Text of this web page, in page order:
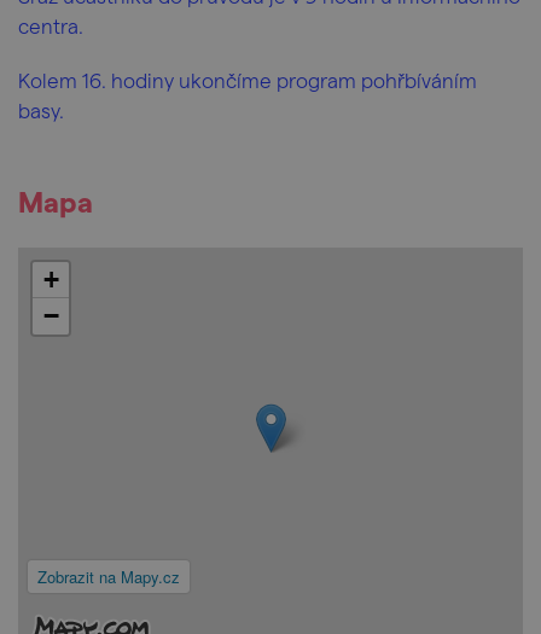
centra.
Kolem 16. hodiny ukončíme program pohřbíváním
basy.
Mapa
Zobrazit na Mapy.cz
+
−